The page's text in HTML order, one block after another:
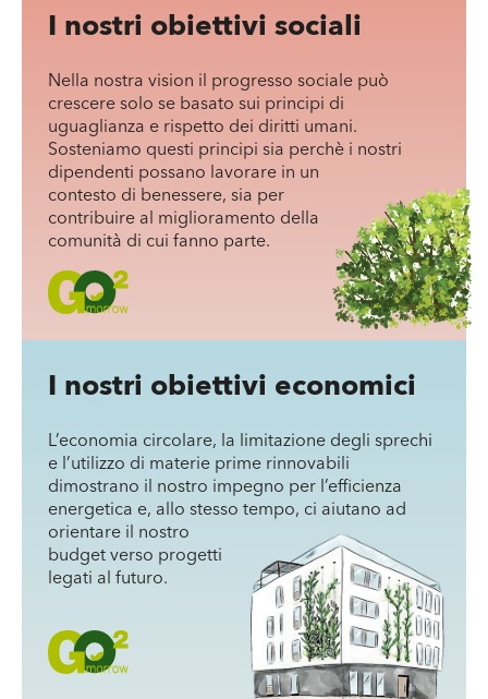
l’equivalente di 158litri di gas metano per
mq
I nostri obiettivi sociali
Nella nostra vision il progresso sociale può
crescere solo se basato sui principi di
uguaglianza e rispetto dei diritti umani.
Sosteniamo questi principi sia perchè i nostri
dipendenti possano lavorare in un
contesto di benessere, sia per
contribuire al miglioramento della
comunità di cui fanno parte.
I nostri obiettivi economici
L’economia circolare, la limitazione degli sprechi
e l’utilizzo di materie prime rinnovabili
dimostrano il nostro impegno per l’efficienza
energetica e, allo stesso tempo, ci aiutano ad
orientare il nostro
budget verso progetti
legati al futuro.